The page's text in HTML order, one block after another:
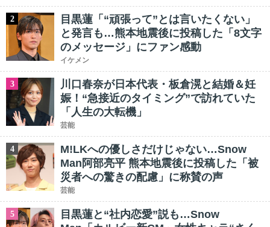
2
目黒蓮「“頑張って”とは言いたくない」
と発言も…熊本地震後に投稿した「8文字
のメッセージ」にファン感動
イケメン
3
川口春奈が日本代表・板倉滉と結婚＆妊
娠！“急接近のタイミング”で訪れていた
「人生の大転機」
芸能
4
M!LKへの優しさだけじゃない…Snow
Man阿部亮平 熊本地震後に投稿した「被
災者への驚きの配慮」に称賛の声
芸能
5
目黒蓮と“社内恋愛”説も…Snow